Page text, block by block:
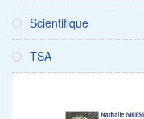
Scientifique
TSA